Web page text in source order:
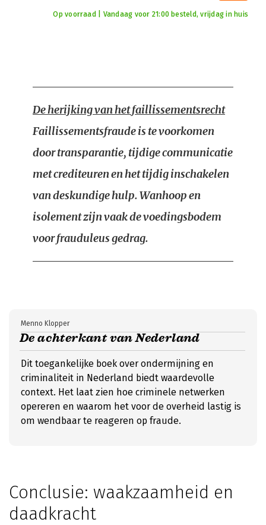
Op voorraad | Vandaag voor 21:00 besteld, vrijdag in huis
De herijking van het faillissementsrecht
Faillissementsfraude is te voorkomen
door transparantie, tijdige communicatie
met crediteuren en het tijdig inschakelen
van deskundige hulp. Wanhoop en
isolement zijn vaak de voedingsbodem
voor frauduleus gedrag.
De achterkant van Nederland
Menno Klopper
Dit toegankelijke boek over ondermijning en
criminaliteit in Nederland biedt waardevolle
context. Het laat zien hoe criminele netwerken
opereren en waarom het voor de overheid lastig is
om wendbaar te reageren op fraude.
Conclusie: waakzaamheid en
daadkracht